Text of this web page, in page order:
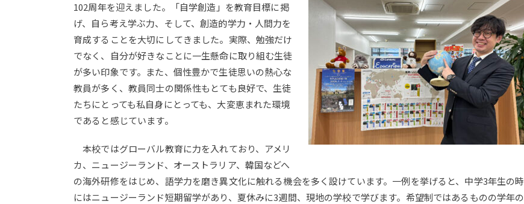
102周年を迎えました。「自学創造」を教育目標に掲
げ、自ら考え学ぶ力、そして、創造的学力・人間力を
育成することを大切にしてきました。実際、勉強だけ
でなく、自分が好きなことに一生懸命に取り組む生徒
が多い印象です。また、個性豊かで生徒思いの熱心な
教員が多く、教員同士の関係性もとても良好で、生徒
たちにとっても私自身にとっても、大変恵まれた環境
であると感じています。
本校ではグローバル教育に力を入れており、アメリ
カ、ニュージーランド、オーストラリア、韓国などへ
の海外研修をはじめ、語学力を磨き異文化に触れる機会を多く設けています。一例を挙げると、中学3年生の時
にはニュージーランド短期留学があり、夏休みに3週間、現地の学校で学びます。希望制ではあるものの学年の